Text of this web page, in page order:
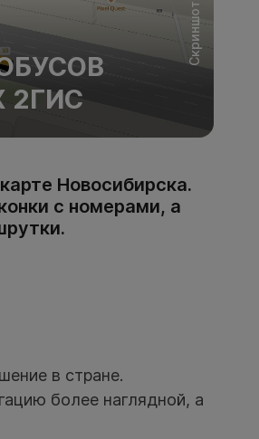
2ГИС
Новосибирска.
с номерами, а
в стране.
более наглядной, а